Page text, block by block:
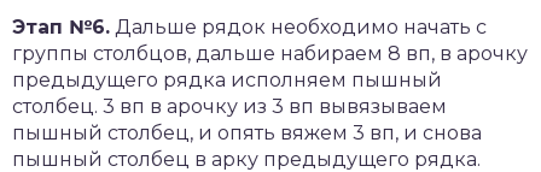
Этап №6. Дальше рядок необходимо начать с
группы столбцов, дальше набираем 8 вп, в арочку
предыдущего рядка исполняем пышный
столбец. 3 вп в арочку из 3 вп вывязываем
пышный столбец, и опять вяжем 3 вп, и снова
пышный столбец в арку предыдущего рядка.